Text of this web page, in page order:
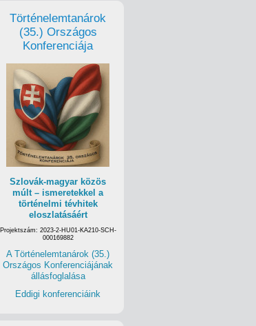
Történelemtanárok
(35.) Országos
Konferenciája
Szlovák-magyar közös
múlt – ismeretekkel a
történelmi tévhitek
eloszlatásáért
Projektszám: 2023-2-HU01-KA210-SCH-
000169882
A Történelemtanárok (35.)
Országos Konferenciájának
állásfoglalása
Eddigi konferenciáink